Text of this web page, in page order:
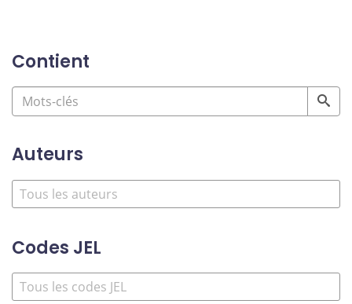
Contient
Auteurs
Codes JEL